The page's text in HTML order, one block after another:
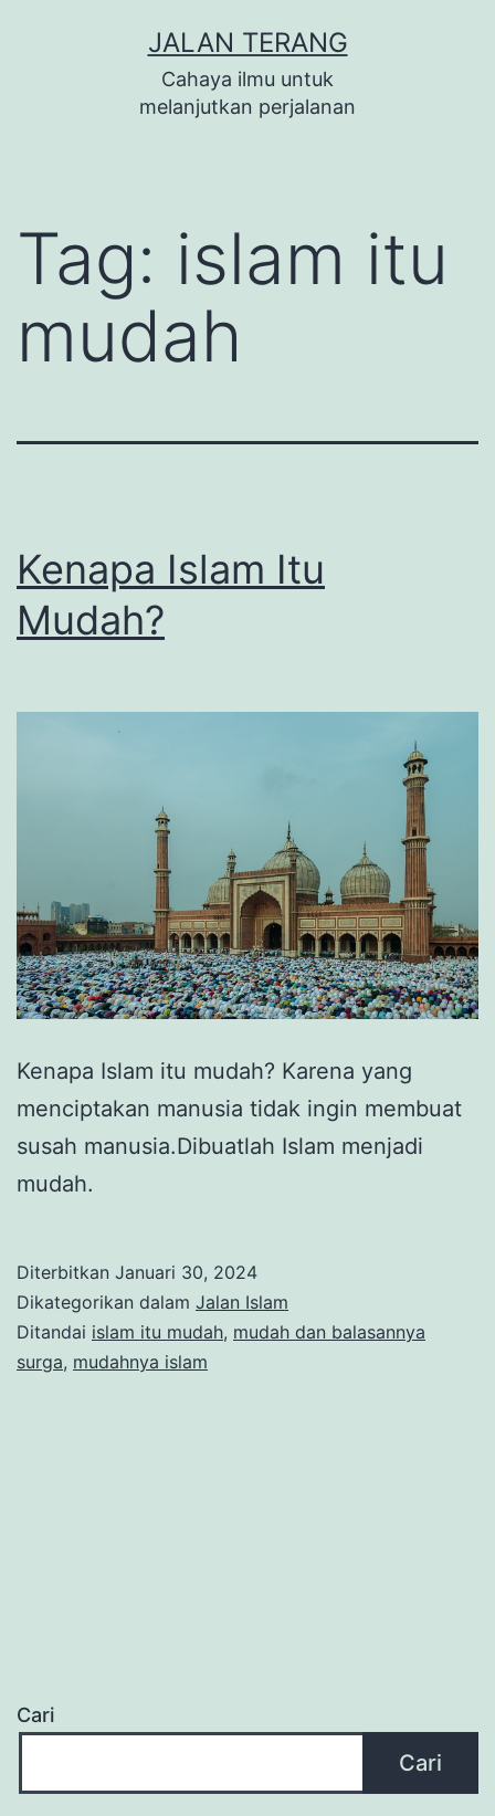
JALAN TERANG
Cahaya ilmu untuk
melanjutkan perjalanan
Tag: islam itu
mudah
Kenapa Islam Itu
Mudah?
Kenapa Islam itu mudah? Karena yang
menciptakan manusia tidak ingin membuat
susah manusia.Dibuatlah Islam menjadi
mudah.
Diterbitkan Januari 30, 2024
Dikategorikan dalam Jalan Islam
Ditandai islam itu mudah, mudah dan balasannya
surga, mudahnya islam
Cari
Cari